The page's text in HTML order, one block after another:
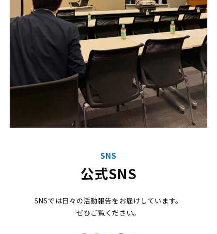
SNS
公式SNS
SNSでは日々の活動報告をお届けしています。
ぜひご覧ください。